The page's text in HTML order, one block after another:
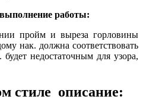
работы:
пройм и выреза горловины
нак. должна соответствовать
недостаточным для узора,
стиле описание: